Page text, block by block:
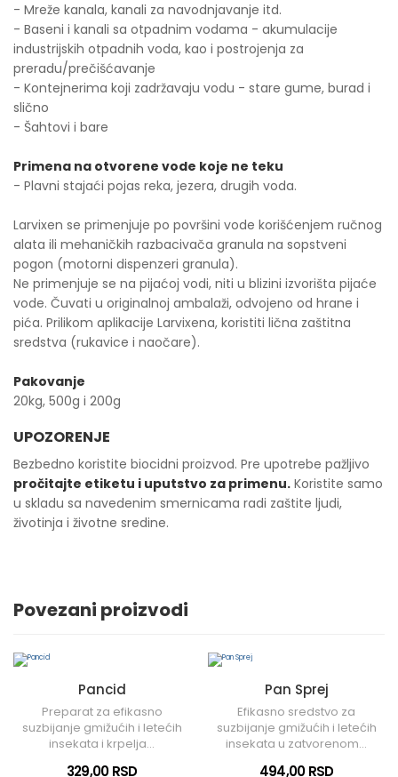
- Mreže kanala, kanali za navodnjavanje itd.
- Baseni i kanali sa otpadnim vodama - akumulacije
industrijskih otpadnih voda, kao i postrojenja za
preradu/prečišćavanje
- Kontejnerima koji zadržavaju vodu - stare gume, burad i
slično
- Šahtovi i bare
Primena na otvorene vode koje ne teku
- Plavni stajaći pojas reka, jezera, drugih voda.
Larvixen se primenjuje po površini vode korišćenjem ručnog
alata ili mehaničkih razbacivača granula na sopstveni
pogon (motorni dispenzeri granula).
Ne primenjuje se na pijaćoj vodi, niti u blizini izvorišta pijaće
vode. Čuvati u originalnoj ambalaži, odvojeno od hrane i
pića. Prilikom aplikacije Larvixena, koristiti lična zaštitna
sredstva (rukavice i naočare).
Pakovanje
20kg, 500g i 200g
UPOZORENJE
Bezbedno koristite biocidni proizvod. Pre upotrebe pažljivo
pročitajte etiketu i uputstvo za primenu. Koristite samo
u skladu sa navedenim smernicama radi zaštite ljudi,
životinja i životne sredine.
Povezani proizvodi
Pancid
Preparat za efikasno
suzbijanje gmižućih i letećih
insekata i krpelja...
329,00 RSD
Pan Sprej
Efikasno sredstvo za
suzbijanje gmižućih i letećih
insekata u zatvorenom...
494,00 RSD